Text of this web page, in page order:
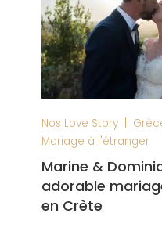
Nos Love Story
Mariage à l'étranger
Marine &
adorable
en Crète